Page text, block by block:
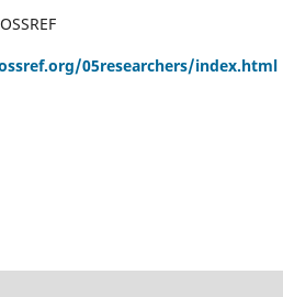
05researchers/index.html